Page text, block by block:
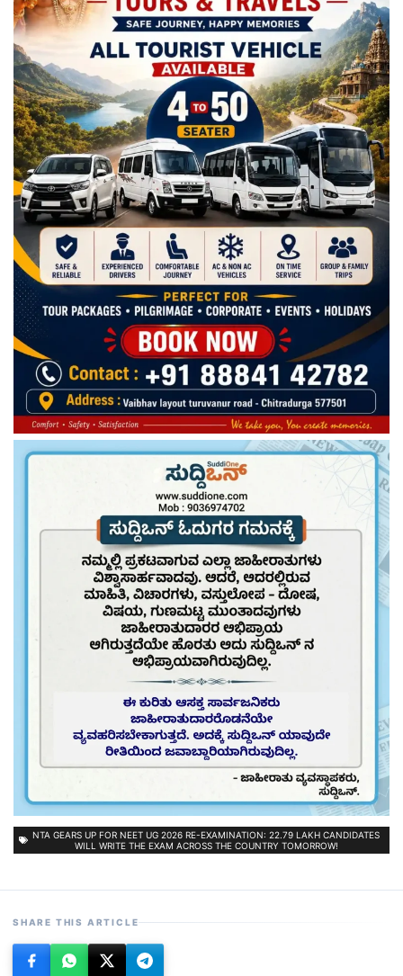
NTA GEARS UP FOR NEET UG 2026 RE-EXAMINATION: 22.79 LAKH CANDIDATES
WILL WRITE THE EXAM ACROSS THE COUNTRY TOMORROW!
SHARE THIS ARTICLE